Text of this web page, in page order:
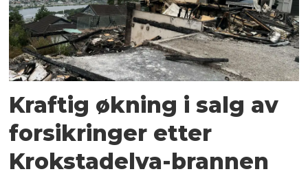
Kraftig økning i salg av
forsikringer etter
Krokstadelva-brannen